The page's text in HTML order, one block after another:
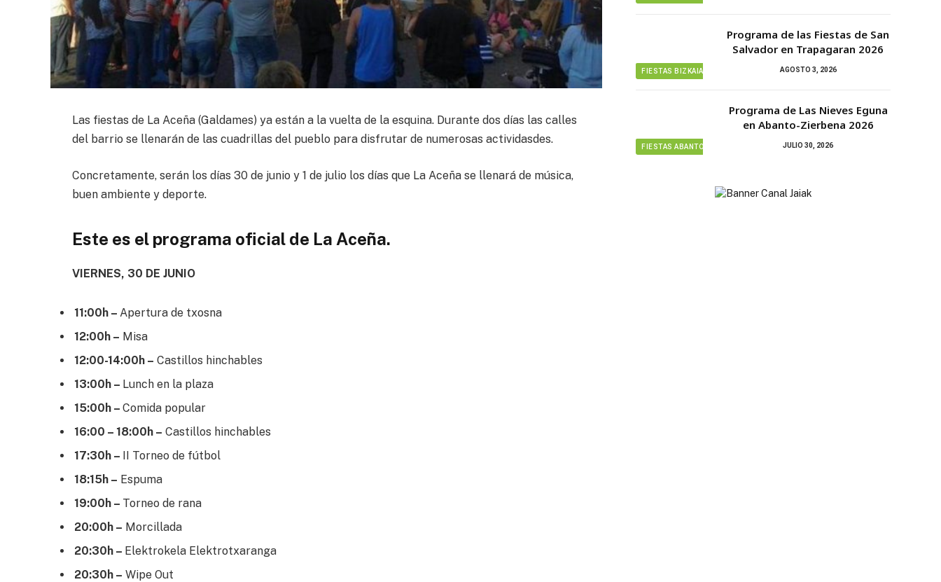
Las fiestas de La Aceña (Galdames) ya están a la vuelta de la esquina. Durante dos días las calles
del barrio se llenarán de las cuadrillas del pueblo para disfrutar de numerosas actividasdes.
Concretamente, serán los días 30 de junio y 1 de julio los días que La Aceña se llenará de música,
buen ambiente y deporte.
Este es el programa oficial de La Aceña.
VIERNES, 30 DE JUNIO
11:00h – Apertura de txosna
12:00h – Misa
12:00-14:00h – Castillos hinchables
13:00h – Lunch en la plaza
15:00h – Comida popular
16:00 – 18:00h – Castillos hinchables
17:30h – II Torneo de fútbol
18:15h – Espuma
19:00h – Torneo de rana
20:00h – Morcillada
20:30h – Elektrokela Elektrotxaranga
20:30h – Wipe Out
FIESTAS BIZKAIA
Programa de las Fiestas de San
Salvador en Trapagaran 2026
AGOSTO 3, 2026
FIESTAS ABANTO ZIERBENA
Programa de Las Nieves Eguna
en Abanto-Zierbena 2026
JULIO 30, 2026